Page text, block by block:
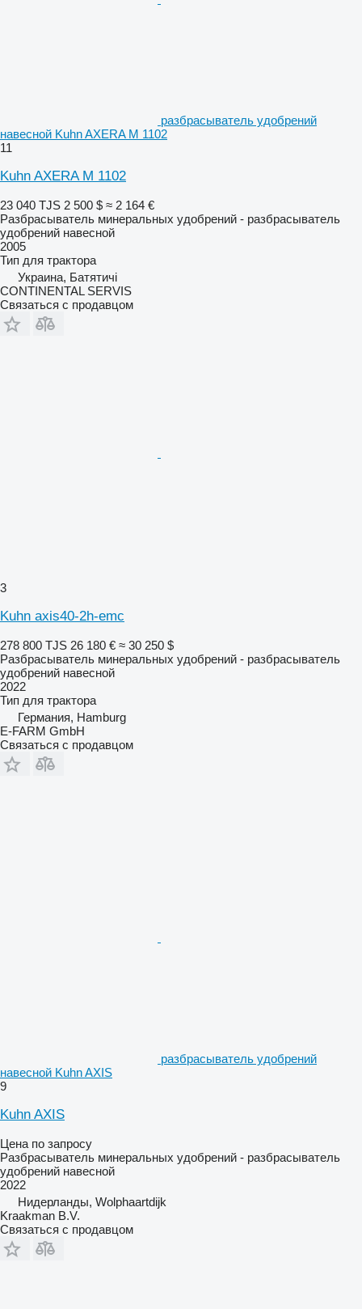
разбрасыватель удобрений
навесной Kuhn AXERA M 1102
11
Kuhn AXERA M 1102
23 040 TJS 2 500 $ ≈ 2 164 €
Разбрасыватель минеральных удобрений - разбрасыватель
удобрений навесной
2005
Тип для трактора
Украина, Батятичі
CONTINENTAL SERVIS
Связаться с продавцом
3
Kuhn axis40-2h-emc
278 800 TJS 26 180 € ≈ 30 250 $
Разбрасыватель минеральных удобрений - разбрасыватель
удобрений навесной
2022
Тип для трактора
Германия, Hamburg
E-FARM GmbH
Связаться с продавцом
разбрасыватель удобрений
навесной Kuhn AXIS
9
Kuhn AXIS
Цена по запросу
Разбрасыватель минеральных удобрений - разбрасыватель
удобрений навесной
2022
Нидерланды, Wolphaartdijk
Kraakman B.V.
Связаться с продавцом